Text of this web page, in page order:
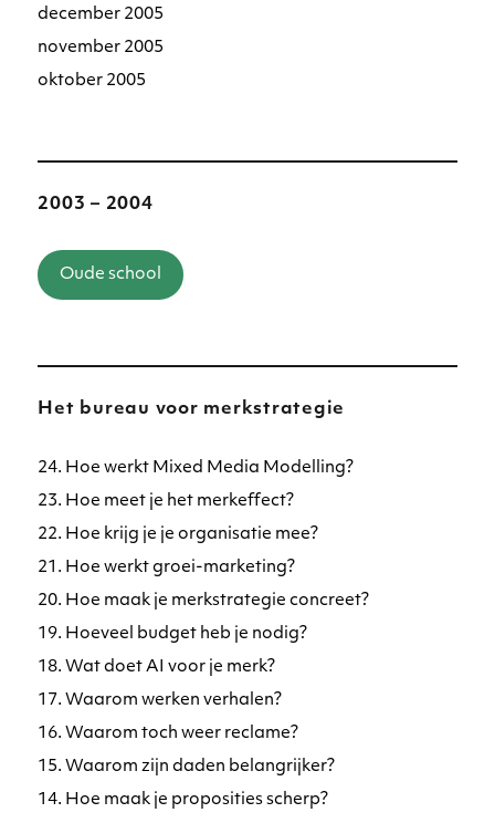
december 2005
november 2005
oktober 2005
2003 – 2004
Oude school
Het bureau voor merkstrategie
24. Hoe werkt Mixed Media Modelling?
23. Hoe meet je het merkeffect?
22. Hoe krijg je je organisatie mee?
21. Hoe werkt groei-marketing?
20. Hoe maak je merkstrategie concreet?
19. Hoeveel budget heb je nodig?
18. Wat doet AI voor je merk?
17. Waarom werken verhalen?
16. Waarom toch weer reclame?
15. Waarom zijn daden belangrijker?
14. Hoe maak je proposities scherp?